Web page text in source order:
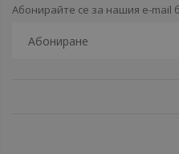
Абонирайте се за нашия e-mail